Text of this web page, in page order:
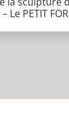
Le PETIT